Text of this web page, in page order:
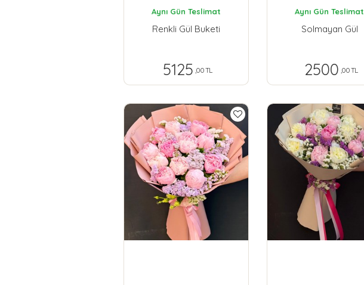
Aynı Gün Teslimat
Renkli Gül Buketi
5125 ,00 TL
Aynı Gün Teslimat
Solmayan Gül
2500 ,00 TL